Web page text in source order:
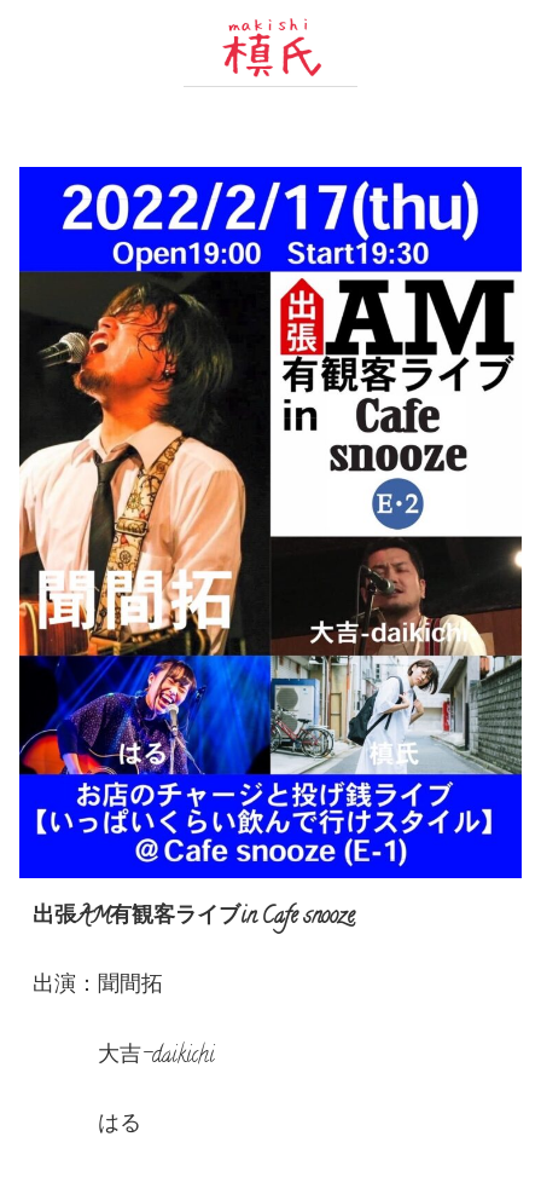
出張AM有観客ライブin Cafe snooze
出演：聞間拓
大吉-daikichi
はる